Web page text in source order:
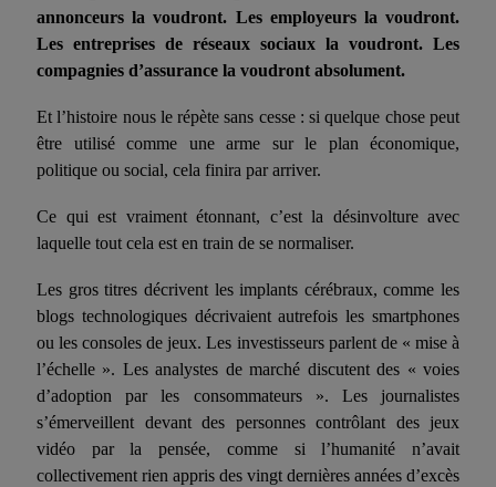
annonceurs la voudront. Les employeurs la voudront.
Les entreprises de réseaux sociaux la voudront. Les
compagnies d’assurance la voudront absolument.
Et l’histoire nous le répète sans cesse : si quelque chose peut
être utilisé comme une arme sur le plan économique,
politique ou social, cela finira par arriver.
Ce qui est vraiment étonnant, c’est la désinvolture avec
laquelle tout cela est en train de se normaliser.
Les gros titres décrivent les implants cérébraux, comme les
blogs technologiques décrivaient autrefois les smartphones
ou les consoles de jeux. Les investisseurs parlent de « mise à
l’échelle ». Les analystes de marché discutent des « voies
d’adoption par les consommateurs ». Les journalistes
s’émerveillent devant des personnes contrôlant des jeux
vidéo par la pensée, comme si l’humanité n’avait
collectivement rien appris des vingt dernières années d’excès